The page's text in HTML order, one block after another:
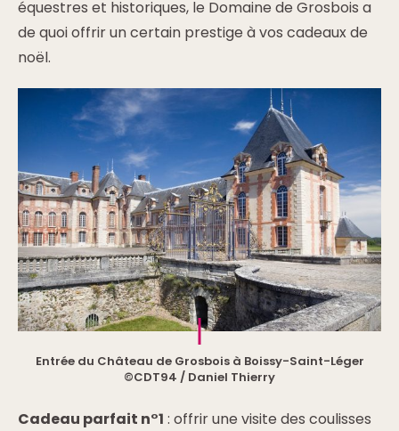
équestres et historiques, le Domaine de Grosbois a
de quoi offrir un certain prestige à vos cadeaux de
noël.
Entrée du Château de Grosbois à Boissy-Saint-Léger
©CDT94 / Daniel Thierry
Cadeau parfait n°1 : offrir une visite des coulisses